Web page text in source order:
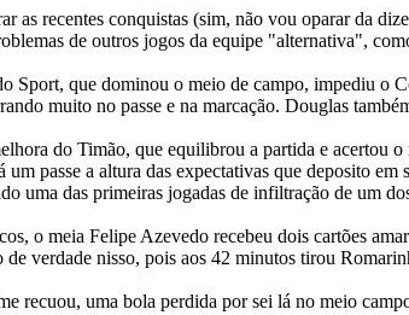
as recentes conquistas (sim, não vou oparar da
de outros jogos da equipe "alternativa",
Sport, que dominou o meio de campo, impediu o
muito no passe e na marcação. Douglas
do Timão, que equilibrou a partida e acertou
passe a altura das expectativas que deposito
uma das primeiras jogadas de infiltração de um
o meia Felipe Azevedo recebeu dois cartões
de verdade nisso, pois aos 42 minutos tirou
recuou, uma bola perdida por sei lá no meio